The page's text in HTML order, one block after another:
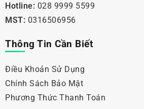
Hotline: 028 9999 5599
MST: 0316506956
Thông Tin Cần Biết
Điều Khoản Sử Dụng
Chính Sách Bảo Mật
Phương Thức Thanh Toán